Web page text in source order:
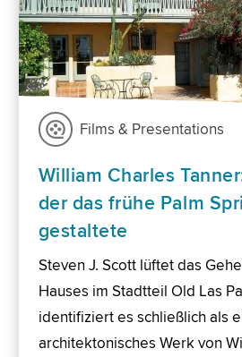
Films & Presentations
William Charles
der das frühe Palm
gestaltete
Steven J. Scott lüftet das
Hauses im Stadtteil Old Las
identifiziert es schließlich als
architektonisches Werk von